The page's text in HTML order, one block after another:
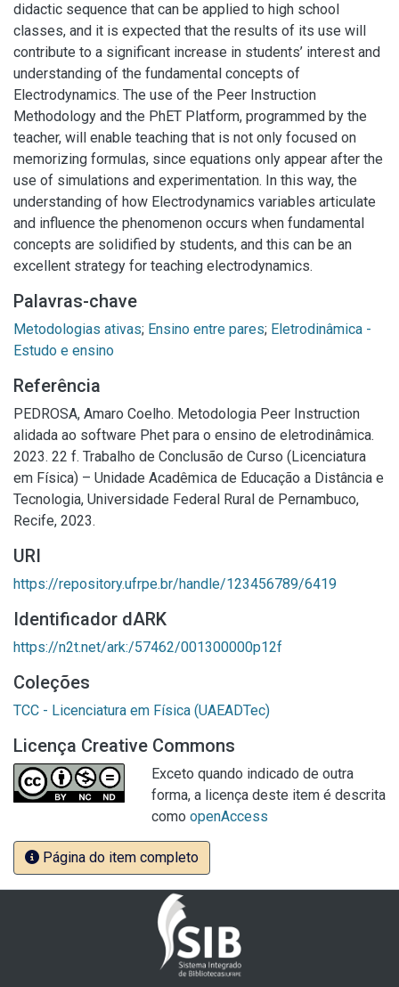
didactic sequence that can be applied to high school
classes, and it is expected that the results of its use will
contribute to a significant increase in students’ interest and
understanding of the fundamental concepts of
Electrodynamics. The use of the Peer Instruction
Methodology and the PhET Platform, programmed by the
teacher, will enable teaching that is not only focused on
memorizing formulas, since equations only appear after the
use of simulations and experimentation. In this way, the
understanding of how Electrodynamics variables articulate
and influence the phenomenon occurs when fundamental
concepts are solidified by students, and this can be an
excellent strategy for teaching electrodynamics.
Palavras-chave
Metodologias ativas; Ensino entre pares; Eletrodinâmica -
Estudo e ensino
Referência
PEDROSA, Amaro Coelho. Metodologia Peer Instruction
alidada ao software Phet para o ensino de eletrodinâmica.
2023. 22 f. Trabalho de Conclusão de Curso (Licenciatura
em Física) – Unidade Acadêmica de Educação a Distância e
Tecnologia, Universidade Federal Rural de Pernambuco,
Recife, 2023.
URI
https://repository.ufrpe.br/handle/123456789/6419
Identificador dARK
https://n2t.net/ark:/57462/001300000p12f
Coleções
TCC - Licenciatura em Física (UAEADTec)
Licença Creative Commons
Exceto quando indicado de outra
forma, a licença deste item é descrita
como openAccess
Página do item completo